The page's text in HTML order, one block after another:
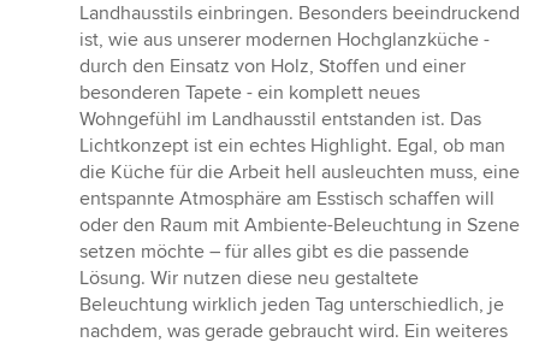
Landhausstils einbringen. Besonders beeindruckend
ist, wie aus unserer modernen Hochglanzküche -
durch den Einsatz von Holz, Stoffen und einer
besonderen Tapete - ein komplett neues
Wohngefühl im Landhausstil entstanden ist. Das
Lichtkonzept ist ein echtes Highlight. Egal, ob man
die Küche für die Arbeit hell ausleuchten muss, eine
entspannte Atmosphäre am Esstisch schaffen will
oder den Raum mit Ambiente-Beleuchtung in Szene
setzen möchte – für alles gibt es die passende
Lösung. Wir nutzen diese neu gestaltete
Beleuchtung wirklich jeden Tag unterschiedlich, je
nachdem, was gerade gebraucht wird. Ein weiteres